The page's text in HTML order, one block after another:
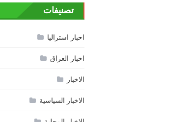
تصنيفات
اخبار استراليا
اخبار العراق
الاخبار
الاخبار السياسية